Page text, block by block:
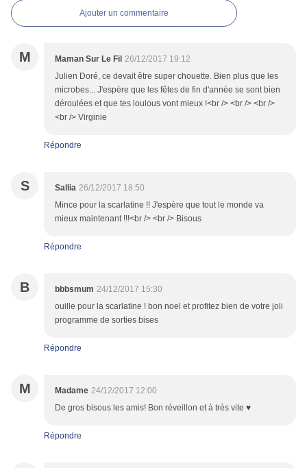
Ajouter un commentaire
M Maman Sur Le Fil 26/12/2017 19:12
Julien Doré, ce devait être super chouette. Bien plus que les
microbes... J'espère que les fêtes de fin d'année se sont bien
déroulées et que tes loulous vont mieux !<br /> <br /> <br />
<br /> Virginie
Répondre
S Sallia 26/12/2017 18:50
Mince pour la scarlatine !! J'espère que tout le monde va
mieux maintenant !!!<br /> <br /> Bisous
Répondre
B bbbsmum 24/12/2017 15:30
ouille pour la scarlatine ! bon noel et profitez bien de votre joli
programme de sorties bises
Répondre
M Madame 24/12/2017 12:00
De gros bisous les amis! Bon réveillon et à très vite ♥
Répondre